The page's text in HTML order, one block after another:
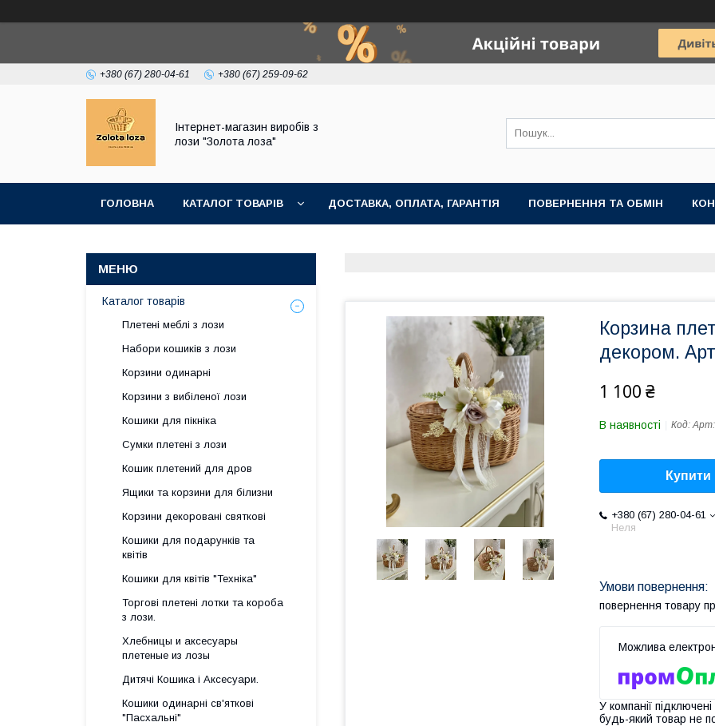
+380 (67) 280-04-61 +380 (67) 259-09-62
Інтернет-магазин виробів з
лози "Золота лоза"
ГОЛОВНА КАТАЛОГ ТОВАРІВ ДОСТАВКА, ОПЛАТА, ГАРАНТІЯ ПОВЕРНЕННЯ ТА ОБМІН
Корзина
декором.
1 100 ₴
В наявності Код:
Купити
+380 (67) 280-04-61
Неля
повернення товару
У компанії
будь-який товар не
Каталог товарів
Плетені меблі з лози
Набори кошиків з лози
Корзини одинарні
Корзини з вибіленої лози
Кошики для пікніка
Сумки плетені з лози
Кошик плетений для дров
Ящики та корзини для білизни
Корзини декоровані святкові
Кошики для подарунків та
квітів
Кошики для квітів "Техніка"
Торгові плетені лотки та короба
з лози.
Хлебницы и аксесуары
плетеные из лозы
Дитячі Кошика і Аксесуари.
Кошики одинарні св'яткові
"Пасхальні"